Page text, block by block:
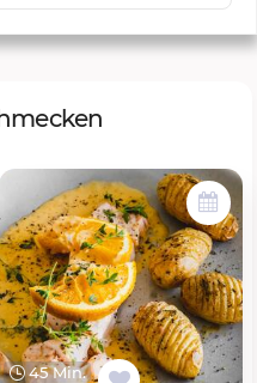
45 Min.